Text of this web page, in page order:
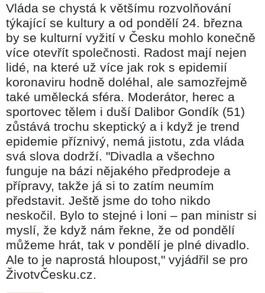
Vláda se chystá k většímu rozvolňování
týkající se kultury a od pondělí 24. března
by se kulturní vyžití v Česku mohlo konečně
více otevřít společnosti. Radost mají nejen
lidé, na které už více jak rok s epidemií
koronaviru hodně doléhal, ale samozřejmě
také umělecká sféra. Moderátor, herec a
sportovec tělem i duší Dalibor Gondík (51)
zůstává trochu skeptický a i když je trend
epidemie příznivý, nemá jistotu, zda vláda
svá slova dodrží. "Divadla a všechno
funguje na bázi nějakého předprodeje a
přípravy, takže já si to zatím neumím
představit. Ještě jsme do toho nikdo
neskočil. Bylo to stejné i loni – pan ministr si
myslí, že když nám řekne, že od pondělí
můžeme hrát, tak v pondělí je plné divadlo.
Ale to je naprostá hloupost," vyjádřil se pro
ŽivotvČesku.cz.